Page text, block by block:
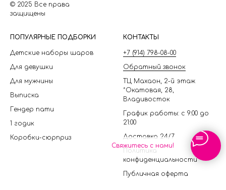
Свяжитесь с нами!
© 2025 Все права
защищены
ПОПУЛЯРНЫЕ ПОДБОРКИ
Детские наборы шаров
Для девушки
Для мужчины
Выписка
Гендер пати
1 годик
Коробки-сюрприз
КОНТАКТЫ
+7 (914) 798-08-00
Обратный звонок
ТЦ Махаон, 2-й этаж
*Окатовая, 28,
Владивосток
График работы: с 9:00 до
21:00
Доставка 24/7
Политика
конфиденциальности
Публичная оферта